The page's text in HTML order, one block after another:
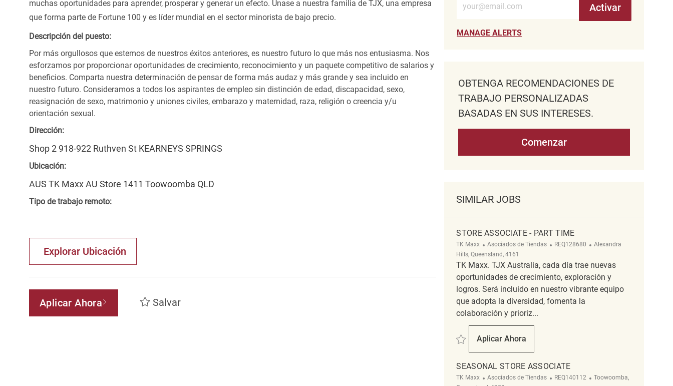
muchas oportunidades para aprender, prosperar y generar un efecto. Únase a nuestra familia de TJX, una empresa
que forma parte de Fortune 100 y es líder mundial en el sector minorista de bajo precio.
Descripción del puesto:
Por más orgullosos que estemos de nuestros éxitos anteriores, es nuestro futuro lo que más nos entusiasma. Nos
esforzamos por proporcionar oportunidades de crecimiento, reconocimiento y un paquete competitivo de salarios y
beneficios. Comparta nuestra determinación de pensar de forma más audaz y más grande y sea incluido en
nuestro futuro. Consideramos a todos los aspirantes de empleo sin distinción de edad, discapacidad, sexo,
reasignación de sexo, matrimonio y uniones civiles, embarazo y maternidad, raza, religión o creencia y/u
orientación sexual.
Dirección:
Shop 2 918-922 Ruthven St KEARNEYS SPRINGS
Ubicación:
AUS TK Maxx AU Store 1411 Toowoomba QLD
Tipo de trabajo remoto:
Explorar Ubicación
Aplicar Ahora Salvar
Activar
MANAGE ALERTS
OBTENGA RECOMENDACIONES DE
TRABAJO PERSONALIZADAS
BASADAS EN SUS INTERESES.
Comenzar
SIMILAR JOBS
STORE ASSOCIATE - PART TIME
TK Maxx Categoría
Asociados de Tiendas ReqId
REQ128680 Ubicación
Alexandra
Hills, Queensland, 4161
TK Maxx. TJX Australia, cada día trae nuevas
oportunidades de crecimiento, exploración y
logros. Será incluido en nuestro vibrante equipo
que adopta la diversidad, fomenta la
colaboración y prioriz...
Salvar Store Associate - Part Time REQ128680
Aplicar Ahora
Store Associate - Part Time
SEASONAL STORE ASSOCIATE
TK Maxx Categoría
Asociados de Tiendas ReqId
REQ140112 Ubicación
Toowoomba,